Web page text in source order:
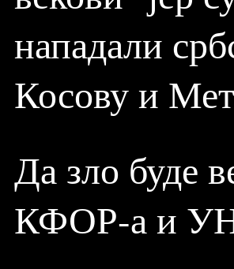
нападали
Косову и
Да зло буде
КФОР-а и